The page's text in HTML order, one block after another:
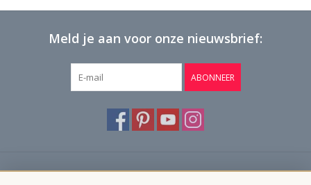
Meld je aan voor onze nieuwsbrief:
ABONNEER